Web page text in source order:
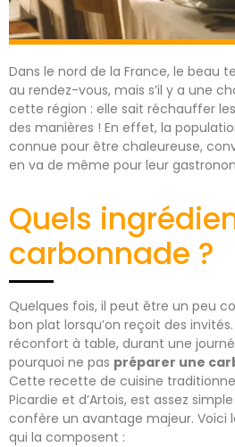
Dans le nord de la France, le beau
au rendez-vous, mais s’il y a une
cette région : elle sait réchauffer
des manières ! En effet, la
connue pour être chaleureuse,
en va de même pour leur
Quels
carbonnade ?
Quelques fois, il peut être un peu
bon plat lorsqu’on reçoit des
réconfort à table, durant une
pourquoi ne pas préparer une
Cette recette de cuisine
Picardie et d’Artois, est assez
confère un avantage majeur. Voici
qui la composent :